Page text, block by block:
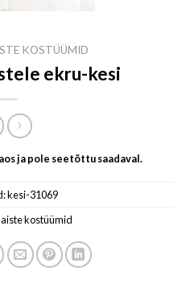
KOSTÜÜMID
ekru-kesi
ja pole seetõttu saadaval.
kesi-31069
kostüümid